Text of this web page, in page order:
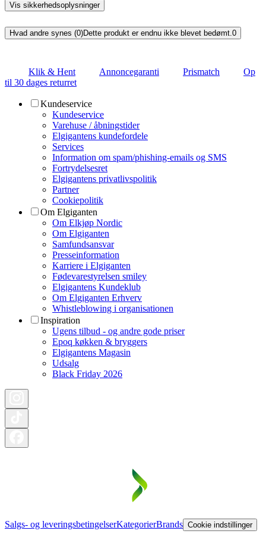
Vis sikkerhedsoplysninger
Hvad andre synes (0)Dette produkt er endnu ikke blevet bedømt.0
Klik & Hent Annoncegaranti Prismatch
Op
til 30 dages returret
Kundeservice
Kundeservice
Varehuse / åbningstider
Elgigantens kundefordele
Services
Information om spam/phishing-emails og SMS
Fortrydelsesret
Elgigantens privatlivspolitik
Partner
Cookiepolitik
Om Elgiganten
Om Elkjøp Nordic
Om Elgiganten
Samfundsansvar
Presseinformation
Karriere i Elgiganten
Fødevarestyrelsen smiley
Elgigantens Kundeklub
Om Elgiganten Erhverv
Whistleblowing i organisationen
Inspiration
Ugens tilbud - og andre gode priser
Epoq køkken & bryggers
Elgigantens Magasin
Udsalg
Black Friday 2026
Salgs- og leveringsbetingelserKategorierBrands Cookie indstillinger